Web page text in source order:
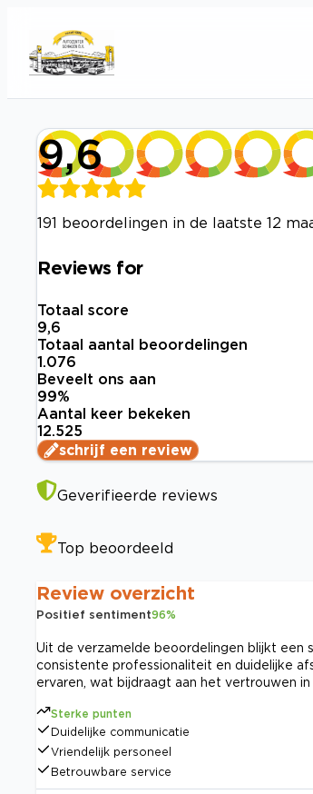
9,6
191 beoordelingen in de laatste 12
Reviews for
Totaal score
9,6
Totaal aantal beoordelingen
1.076
Beveelt ons aan
99%
Aantal keer bekeken
12.525
schrijf een review
Geverifieerde reviews
Top beoordeeld
Review overzicht
Positief sentiment96%
Uit de verzamelde beoordelingen blijkt een
consistente professionaliteit en duidelijke
ervaren, wat bijdraagt aan het vertrouwen in
Sterke punten
Duidelijke communicatie
Vriendelijk personeel
Betrouwbare service